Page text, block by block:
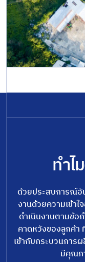
ทำไ
ด้วยประสบการณ์อั
งานด้วยความเข้าใ
ดำเนินงานตามข้อ
คาดหวังของลูกค้า
เข้ากับกระบวนกา
มีคุณภ